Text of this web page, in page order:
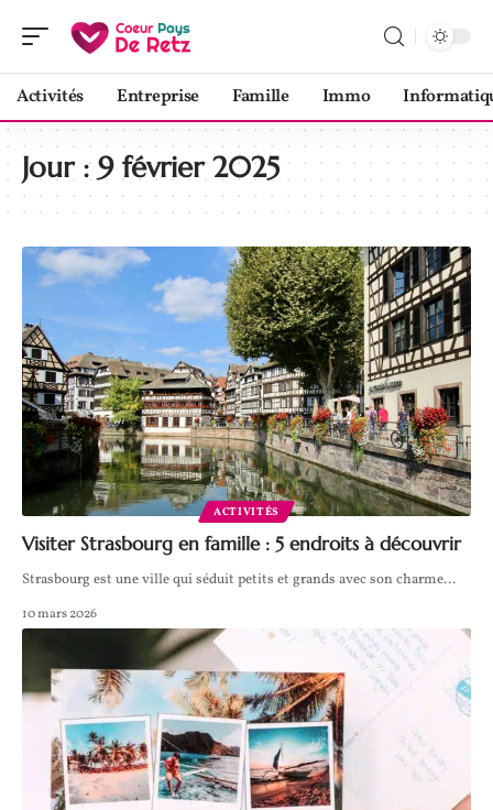
Activités Entreprise Famille Immo
Jour :9 février 2025
ACTIVITÉS
Visiter Strasbourg en famille : 5 endroits à découvrir
Strasbourg est une ville qui séduit petits et grands avec son charme…
10 mars 2026